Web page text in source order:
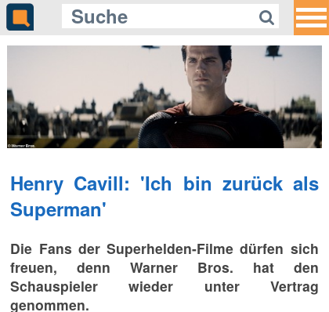
Henry Cavill: 'Ich bin zurück als
Superman'
Die Fans der Superhelden-Filme dürfen sich
freuen, denn Warner Bros. hat den
Schauspieler wieder unter Vertrag
genommen.